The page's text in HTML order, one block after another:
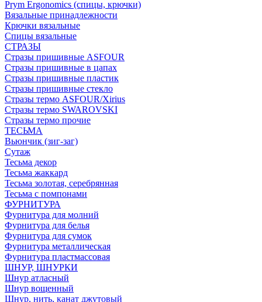
Prym Ergonomics (спицы, крючки)
Вязальные принадлежности
Крючки вязальные
Спицы вязальные
СТРАЗЫ
Стразы пришивные ASFOUR
Стразы пришивные в цапах
Стразы пришивные пластик
Стразы пришивные стекло
Стразы термо ASFOUR/Xirius
Стразы термо SWAROVSKI
Стразы термо прочие
ТЕСЬМА
Вьюнчик (зиг-заг)
Сутаж
Тесьма декор
Тесьма жаккард
Тесьма золотая, серебрянная
Тесьма с помпонами
ФУРНИТУРА
Фурнитура для молний
Фурнитура для белья
Фурнитура для сумок
Фурнитура металлическая
Фурнитура пластмассовая
ШНУР, ШНУРКИ
Шнур атласный
Шнур вощенный
Шнур, нить, канат джутовый